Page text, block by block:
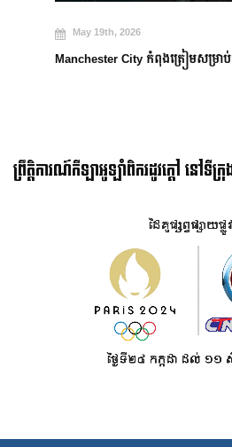
May 19th, 2026
Manchester City កំពុងត្រៀមសម្រាប់ការច
ព្រឹត្តិការណ៍កីឡាអូឡាំពិករដូវក្ដៅ នៅទីក្